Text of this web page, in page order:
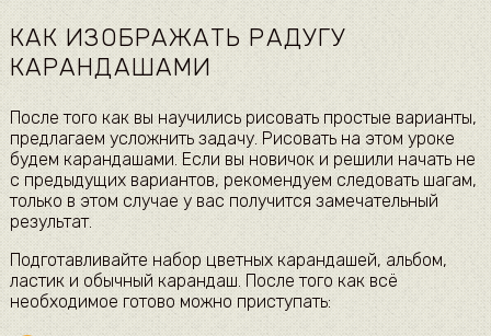
КАК ИЗОБРАЖАТЬ РАДУГУ
КАРАНДАШАМИ
После того как вы научились рисовать простые варианты,
предлагаем усложнить задачу. Рисовать на этом уроке
будем карандашами. Если вы новичок и решили начать не
с предыдущих вариантов, рекомендуем следовать шагам,
только в этом случае у вас получится замечательный
результат.
Подготавливайте набор цветных карандашей, альбом,
ластик и обычный карандаш. После того как всё
необходимое готово можно приступать: